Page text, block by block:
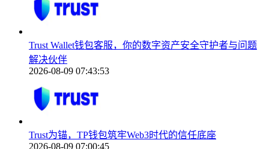
Trust Wallet钱包客服，你的数字资产安全守护者与问题
解决伙伴
2026-08-09 07:43:53
Trust为锚，TP钱包筑牢Web3时代的信任底座
2026-08-09 07:00:45